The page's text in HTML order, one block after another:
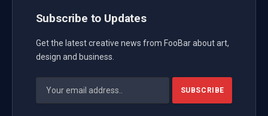
Subscribe to Updates
Get the latest creative news from FooBar about art,
design and business.